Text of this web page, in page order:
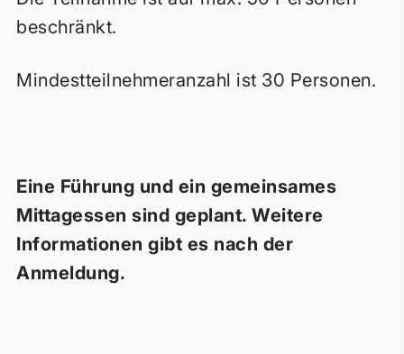
beschränkt.
Mindestteilnehmeranzahl ist 30 Personen.
Eine Führung und ein gemeinsames
Mittagessen sind geplant. Weitere
Informationen gibt es nach der
Anmeldung.